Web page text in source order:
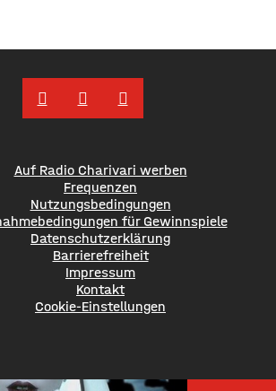
sinkende Umsätze im
Auf Radio Charivari werben
Frequenzen
Nutzungsbedingungen
für Gewinnspiele
Datenschutzerklärung
Barrierefreiheit
Impressum
Kontakt
Cookie-Einstellungen